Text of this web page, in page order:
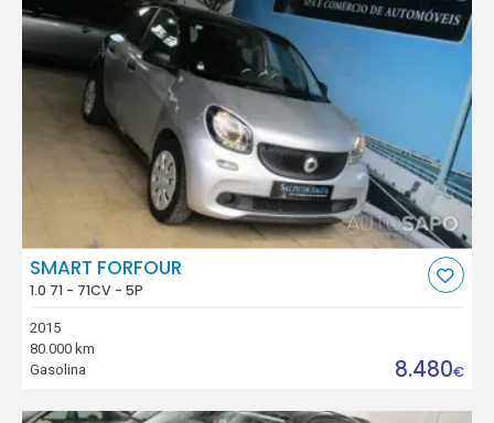
SMART FORFOUR
1.0 71 - 71CV - 5P
2015
80.000 km
Gasolina
8.480€